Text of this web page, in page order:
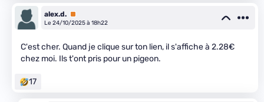
alex.d. Premium
Le 24/10/2025 à 18h22
C'est cher. Quand je clique sur ton lien, il s'affiche à 2.28€
chez moi. Ils t'ont pris pour un pigeon.
17